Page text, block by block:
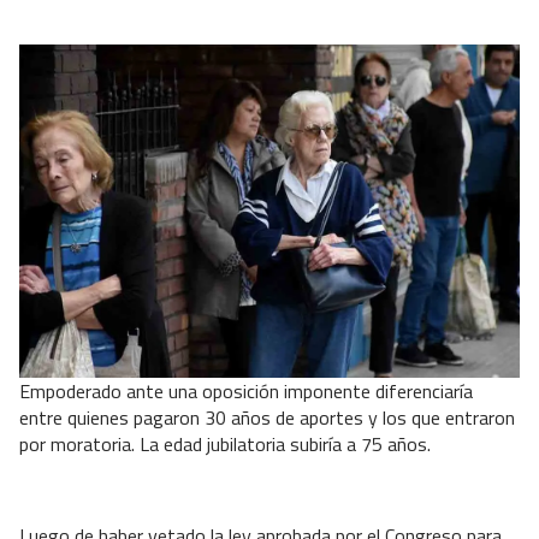
Empoderado ante una oposición imponente diferenciaría
entre quienes pagaron 30 años de aportes y los que entraron
por moratoria. La edad jubilatoria subiría a 75 años.